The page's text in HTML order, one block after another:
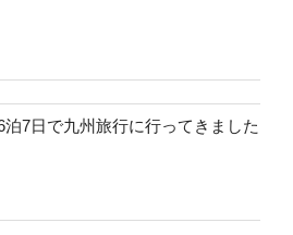
泊7日で九州旅行に行ってきました